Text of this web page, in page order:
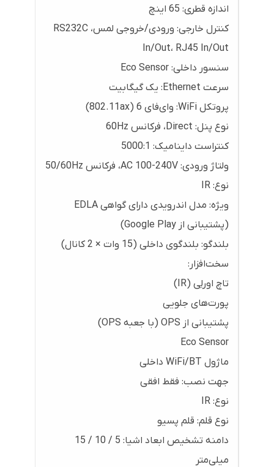
اندازه قطری: 65 اینچ
کنترل خارجی: ورودی/خروجی لمس، RS232C
In/Out، RJ45 In/Out
سنسور داخلی: Eco Sensor
سرعت Ethernet: یک گیگابیت
پروتکل WiFi: وای‌فای 6 (802.11ax)
نوع پنل: Direct، فرکانس 60Hz
کنتراست داینامیک: ‎5000:1
ولتاژ ورودی: AC 100-240V، فرکانس 50/60Hz
نوع: IR
ویژه: مدل اندرویدی دارای گواهی EDLA
(پشتیبانی از Google Play)
بلندگو: بلندگوی داخلی (15 وات × 2 کانال)
سخت‌افزار:
تاچ اورلِی (IR)
پورت‌های جلویی
پشتیبانی از OPS (با جعبه OPS)
Eco Sensor
ماژول WiFi/BT داخلی
جهت نصب: فقط افقی
نوع: IR
نوع قلم: قلم پسیو
دامنه تشخیص ابعاد اشیا: 5 / 10 / 15
میلی‌متر